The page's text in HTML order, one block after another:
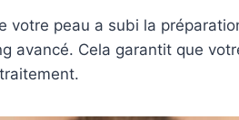
votre peau a subi la
avancé. Cela garantit que